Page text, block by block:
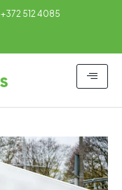
+372 512 4085